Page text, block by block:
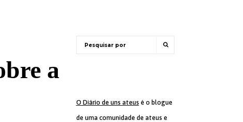
a
O Diário de uns ateus é o blogue
de uma comunidade de ateus e